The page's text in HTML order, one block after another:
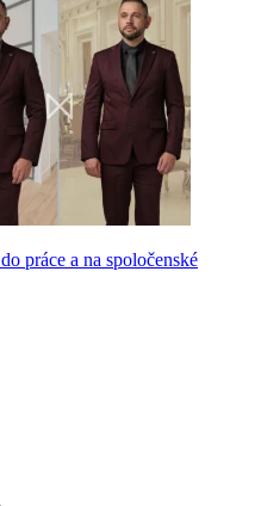
práce a na spoločenské